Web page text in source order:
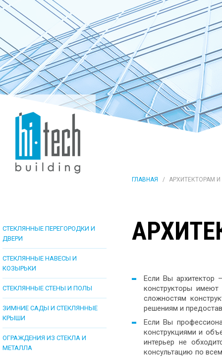
СТЕКЛЯННЫЕ ПЕРЕГОРОДКИ И
ДВЕРИ
СТЕКЛЯННЫЕ НАВЕСЫ И
КОЗЫРЬКИ
СТЕКЛЯННЫЕ СТЕНЫ И ПОЛЫ
ЗИМНИЕ САДЫ И СТЕКЛЯННЫЕ
КРЫШИ
ОГРАЖДЕНИЯ ИЗ СТЕКЛА И
МЕТАЛЛА
ГЛАВНАЯ АРХИТЕКТОРАМ
Если Вы
конструкторы
сложностям
решениям и
Если Вы
конструкциями и
интерьер не
консультацию по